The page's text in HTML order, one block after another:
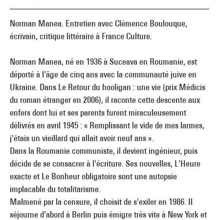
Norman Manea. Entretien avec Clémence Boulouque,
écrivain, critique littéraire à France Culture.
Norman Manea, né en 1936 à Suceava en Roumanie, est
déporté à l'âge de cinq ans avec la communauté juive en
Ukraine. Dans Le Retour du hooligan : une vie (prix Médicis
du roman étranger en 2006), il raconte cette descente aux
enfers dont lui et ses parents furent miraculeusement
délivrés en avril 1945 : « Remplissant le vide de mes larmes,
j'étais un vieillard qui allait avoir neuf ans ».
Dans la Roumanie communiste, il devient ingénieur, puis
décide de se consacrer à l'écriture. Ses nouvelles, L'Heure
exacte et Le Bonheur obligatoire sont une autopsie
implacable du totalitarisme.
Malmené par la censure, il choisit de s'exiler en 1986. Il
séjourne d'abord à Berlin puis émigre très vite à New York et